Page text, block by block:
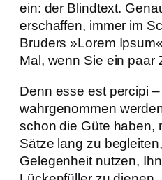
ein: der Blindtext.
erschaffen, immer im
Bruders »Lorem
Mal, wenn Sie ein paar
Denn esse est percipi
wahrgenommen
schon die Güte haben,
Sätze lang zu
Gelegenheit nutzen,